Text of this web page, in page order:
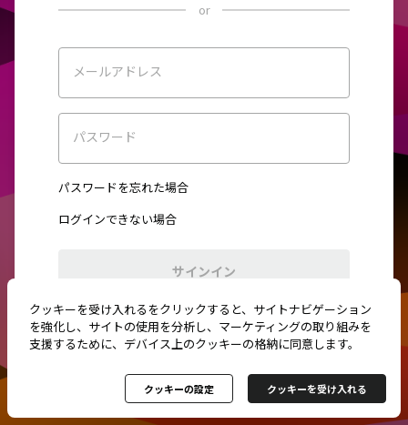
or
メールアドレス
パスワード
パスワードを忘れた場合
ログインできない場合
サインイン
初めてご利用ですか？新規登録
クッキーを受け入れるをクリックすると、サイトナビゲーション
を強化し、サイトの使用を分析し、マーケティングの取り組みを
支援するために、デバイス上のクッキーの格納に同意します。
クッキーの設定 クッキーを受け入れる